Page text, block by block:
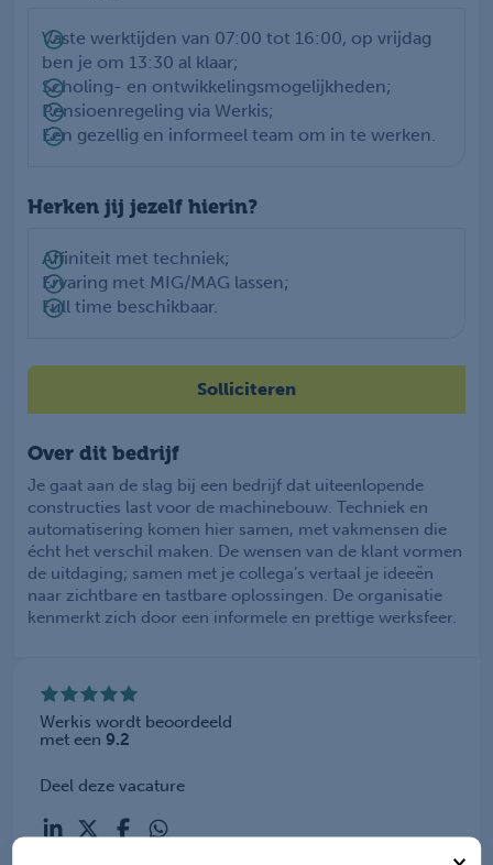
constructiebankwerker/lasser? We kijken ernaar uit om
van je te horen!
Vaste werktijden van 07:00 tot 16:00, op vrijdag
ben je om 13:30 al klaar;
Scholing- en ontwikkelingsmogelijkheden;
Pensioenregeling via Werkis;
Een gezellig en informeel team om in te werken.
Herken jij jezelf hierin?
Affiniteit met techniek;
Ervaring met MIG/MAG lassen;
Full time beschikbaar.
Solliciteren
Over dit bedrijf
Je gaat aan de slag bij een bedrijf dat uiteenlopende
constructies last voor de machinebouw. Techniek en
automatisering komen hier samen, met vakmensen die
écht het verschil maken. De wensen van de klant vormen
de uitdaging; samen met je collega’s vertaal je ideeën
naar zichtbare en tastbare oplossingen. De organisatie
kenmerkt zich door een informele en prettige werksfeer.
Werkis wordt beoordeeld
met een 9.2
Deel deze vacature